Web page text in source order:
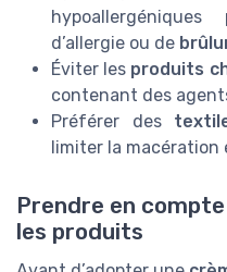
d’allergie ou de
Éviter les produits
contenant des
Préférer des
limiter la macération
Prendre en
les produits